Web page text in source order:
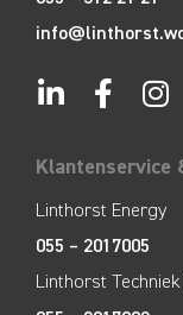
Klantenservice
Linthorst Energy
055 – 2017005
Linthorst